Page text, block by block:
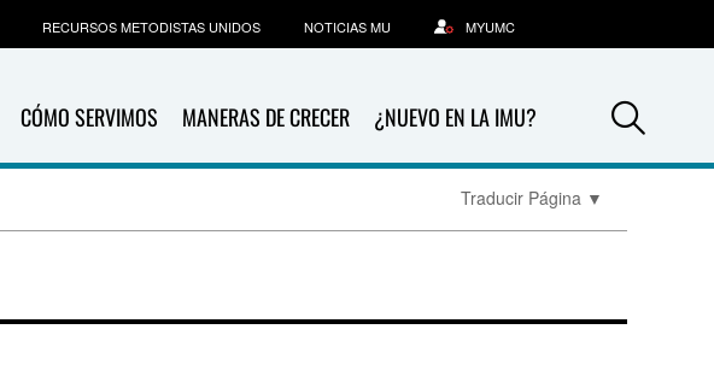
CÓMO SERVIMOS MANERAS DE CRECER ¿NUEVO EN LA IMU?
RECURSOS METODISTAS UNIDOS NOTICIAS MU MYUMC
Traducir Página ▼